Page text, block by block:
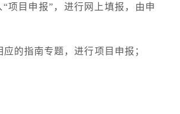
“项目申报”，进行网上填报，由申
的指南专题，进行项目申报；